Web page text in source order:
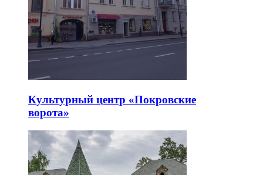
Культурный центр «Покровские
ворота»